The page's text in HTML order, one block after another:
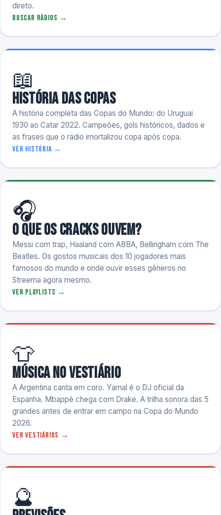
direto.
Buscar rádios →
📖
História das Copas
A história completa das Copas do Mundo: do Uruguai
1930 ao Catar 2022. Campeões, gols históricos, dados e
as frases que o rádio imortalizou copa após copa.
Ver história →
🎧
O que os cracks ouvem?
Messi com trap, Haaland com ABBA, Bellingham com The
Beatles. Os gostos musicais dos 10 jogadores mais
famosos do mundo e onde ouvir esses gêneros no
Streema agora mesmo.
Ver playlists →
👕
Música no vestiário
A Argentina canta em coro. Yamal é o DJ oficial da
Espanha. Mbappé chega com Drake. A trilha sonora das 5
grandes antes de entrar em campo na Copa do Mundo
2026.
Ver vestiários →
🔮